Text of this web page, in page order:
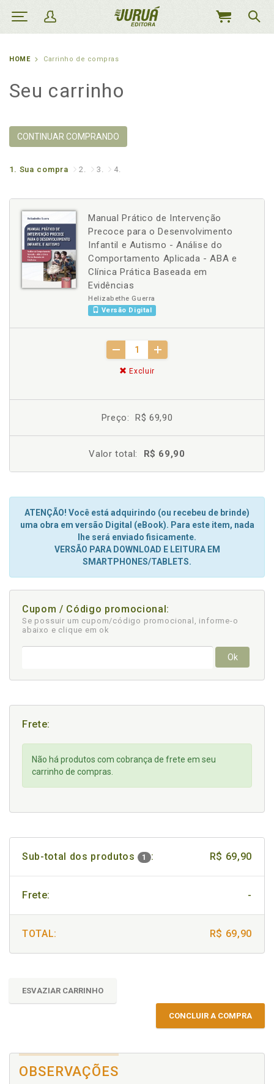
MEU
HOME Carrinho de compras
Seu carrinho
CONTINUAR COMPRANDO
1. Sua compra 2. 3. 4.
Manual Prático de Intervenção
Precoce para o Desenvolvimento
Infantil e Autismo - Análise do
Comportamento Aplicada - ABA e
Clínica Prática Baseada em
Evidências
Helizabethe Guerra
Versão Digital
Excluir
Preço: R$ 69,90
Valor total: R$ 69,90
ATENÇÃO! Você está adquirindo (ou recebeu de brinde)
uma obra em versão Digital (eBook). Para este item, nada
lhe será enviado fisicamente.
VERSÃO PARA DOWNLOAD E LEITURA EM
SMARTPHONES/TABLETS.
Cupom / Código promocional:
Se possuir um cupom/código promocional, informe-o
abaixo e clique em ok
Ok
Frete:
Não há produtos com cobrança de frete em seu
carrinho de compras.
Sub-total dos produtos 1 : R$ 69,90
Frete: -
TOTAL: R$ 69,90
ESVAZIAR CARRINHO
CONCLUIR A COMPRA
OBSERVAÇÕES